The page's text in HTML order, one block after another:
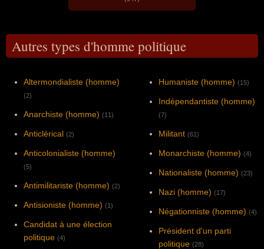
Autres types d'homme politique
Altermondialiste (homme)
(2)
Anarchiste (homme) (11)
Anticlérical (2)
Anticolonialiste (homme)
(5)
Antimilitariste (homme) (2)
Antisioniste (homme) (1)
Candidat à une élection
politique (4)
Humaniste (homme) (15)
Indépendantiste (homme)
(7)
Militant (61)
Monarchiste (homme) (4)
Nationaliste (homme) (23)
Nazi (homme) (17)
Négationniste (homme) (4)
Président d'un parti
politique (28)